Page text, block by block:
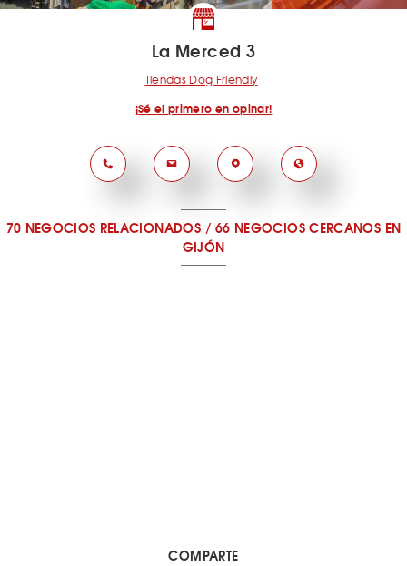
La Merced 3
Tiendas Dog Friendly
¡Sé el primero en opinar!
70 NEGOCIOS RELACIONADOS/66 NEGOCIOS CERCANOS EN
GIJÓN
COMPARTE